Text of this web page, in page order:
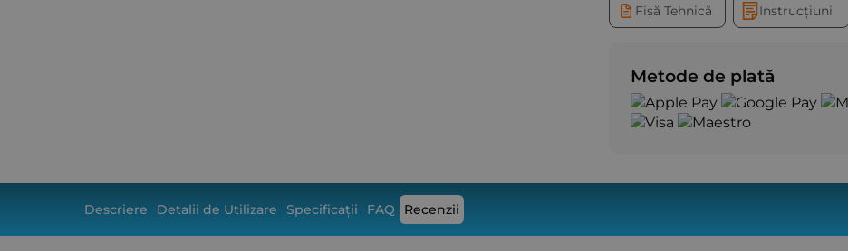
Fișă Tehnică Instrucțiuni
Metode de plată
Descriere Detalii de Utilizare Specificații FAQ Recenzii